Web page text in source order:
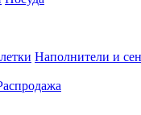
Наполнители и